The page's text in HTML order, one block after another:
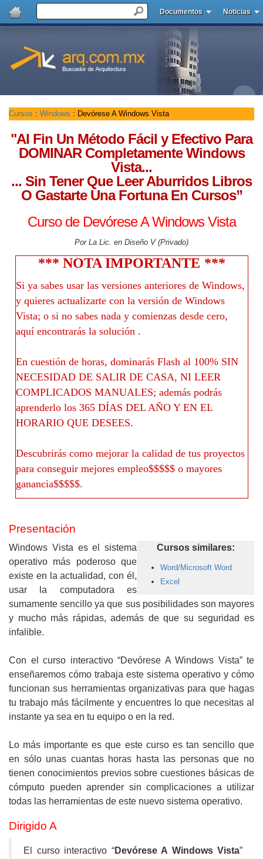
Documentos Noticias
Cursos : Windows : Devórese A Windows Vista
"Al Fin Un Método Fácil y Efectivo Para
DOMINAR Completamente Windows
Vista...
... Sin Tener Que Leer Aburridos Libros
O Gastarte Una Fortuna En Cursos”
Curso de Devórese A Windows Vista
Por La Lic. en Diseño V (Privado)
*** NOTA IMPORTANTE ***
Si ya sabes usar las versiones anteriores de Windows,
y quieres actualizarte con la versión de Windows
Vista; o si no sabes nada y comienzas desde cero,
aquí encontrarás la solución .
En cuestión de horas, dominarás Flash al 100% SIN
NECESIDAD DE SALIR DE CASA, NI LEER
COMPLICADOS MANUALES; además podrás
aprenderlo los 365 DÍAS DEL AÑO Y EN EL
HORARIO QUE DESEES.
Descubrirás como mejorar la calidad de tus proyectos
para conseguir mejores empleo$$$$$ o mayores
ganancia$$$$$.
Presentación
Cursos similares:
Word/Microsoft Word
Excel
Windows Vista es el sistema
operativo más poderoso que
existe en la actualidad, con él,
usar la computadora es
sumamente sencillo ya que sus posibilidades son mayores
y mucho más rápidas, además de que su seguridad es
infalible.
Con el curso interactivo “Devórese A Windows Vista” te
enseñaremos cómo trabaja este sistema operativo y cómo
funcionan sus herramientas organizativas para que hagas
tu trabajo más fácilmente y encuentres lo que necesitas al
instante ya sea en tu equipo o en la red.
Lo más importante es que este curso es tan sencillo que
en sólo unas cuantas horas hasta las personas que no
tienen conocimientos previos sobre cuestiones básicas de
cómputo pueden aprender sin complicaciones a utilizar
todas las herramientas de este nuevo sistema operativo.
Dirigido A
El curso interactivo “Devórese A Windows Vista”